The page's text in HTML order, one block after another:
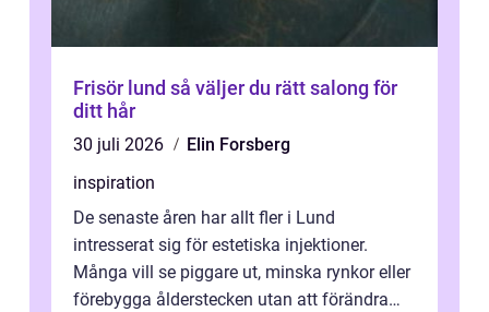
Frisör lund så väljer du rätt salong för
ditt hår
30 juli 2026
Elin Forsberg
inspiration
De senaste åren har allt fler i Lund
intresserat sig för estetiska injektioner.
Många vill se piggare ut, minska rynkor eller
förebygga ålderstecken utan att förändra